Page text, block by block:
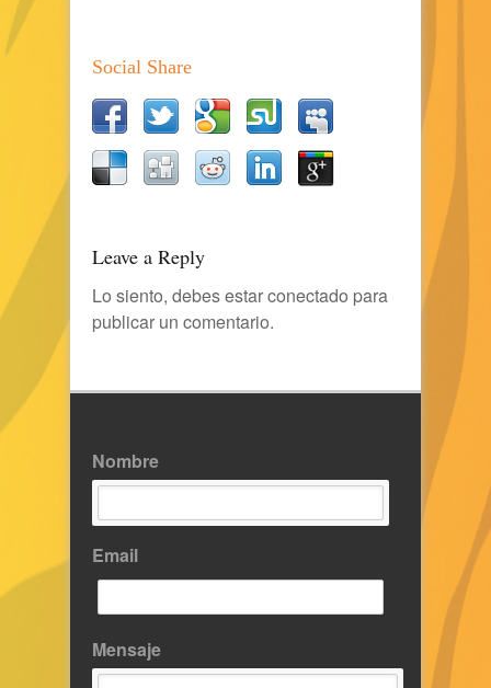
Social Share
Leave a Reply
Lo siento, debes estarconectado para
publicar un comentario.
Nombre
Email
Mensaje